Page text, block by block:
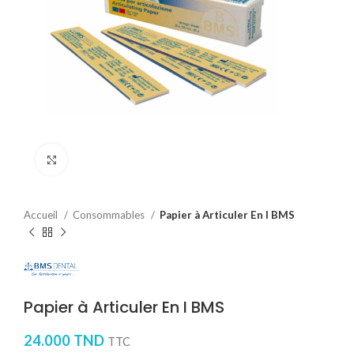
Accueil Consommables Papier à Articuler En I BMS
Papier à Articuler En I BMS
24.000 TND TTC